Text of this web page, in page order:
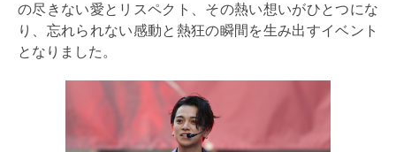
の尽きない愛とリスペクト、その熱い想いがひとつにな
り、忘れられない感動と熱狂の瞬間を生み出すイベント
となりました。